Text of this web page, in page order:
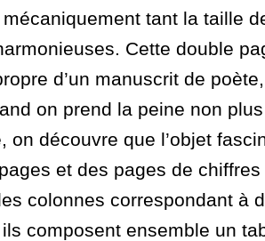
tant la taille
Cette double
d’un manuscrit de
on prend la peine non plus
on découvre que l’objet
et des pages de
colonnes correspondant à
composent ensemble un